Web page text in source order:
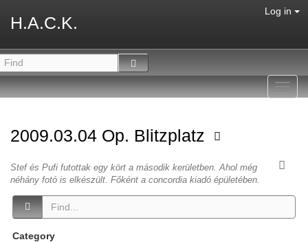
H.A.C.K.
Log in
2009.03.04 Op. Blitzplatz
Stef és Pufi futottak egy kört a második kerületben. Ahol még
néhány fotó is elkészült. Főként a concordia kiadó épületében.
Category